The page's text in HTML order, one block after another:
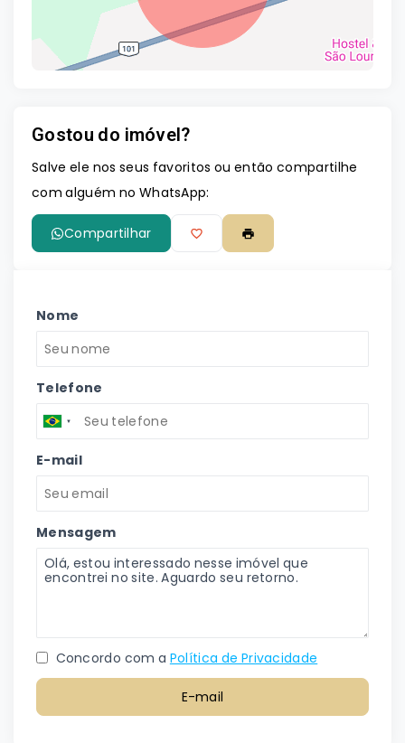
Gostou do imóvel?
Salve ele nos seus favoritos ou então compartilhe
com alguém no WhatsApp:
Compartilhar
Nome
Telefone
E-mail
Mensagem
Concordo com a Política de Privacidade
E-mail